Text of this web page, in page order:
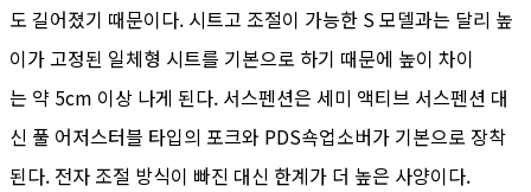
도 길어졌기 때문이다. 시트고 조절이 가능한 S 모델과는 달리 높
이가 고정된 일체형 시트를 기본으로 하기 때문에 높이 차이
는 약 5cm 이상 나게 된다. 서스펜션은 세미 액티브 서스펜션 대
신 풀 어저스터블 타입의 포크와 PDS쇽업소버가 기본으로 장착
된다. 전자 조절 방식이 빠진 대신 한계가 더 높은 사양이다.